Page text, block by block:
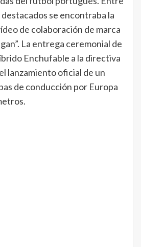
se encontraba la
de colaboración de marca
La entrega ceremonial de
Enchufable a la directiva
lanzamiento oficial de un
de conducción por Europa